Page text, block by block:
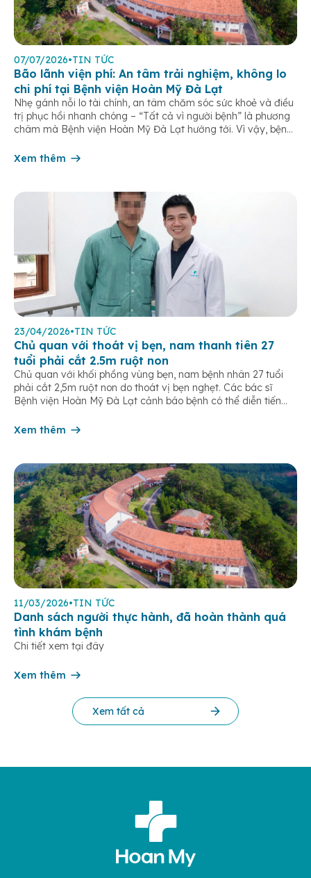
07/07/2026•TIN TỨC
Bão lãnh viện phí: An tâm trải nghiệm, không lo
chi phí tại Bệnh viện Hoàn Mỹ Đà Lạt
Nhẹ gánh nỗi lo tài chính, an tâm chăm sóc sức khoẻ và điều
trị phục hồi nhanh chóng – “Tất cả vì người bệnh” là phương
châm mà Bệnh viện Hoàn Mỹ Đà Lạt hướng tới. Vì vậy, bệnh
bảo hiểm, bao […]
Xem thêm
23/04/2026•TIN TỨC
Chủ quan với thoát vị bẹn, nam thanh tiên 27
tuổi phải cắt 2.5m ruột non
Chủ quan với khối phồng vùng bẹn, nam bệnh nhân 27 tuổi
phải cắt 2,5m ruột non do thoát vị bẹn nghẹt. Các bác sĩ
Bệnh viện Hoàn Mỹ Đà Lạt cảnh báo bệnh có thể diễn tiến
nhân nam, 27 tuổi, […]
Xem thêm
11/03/2026•TIN TỨC
Danh sách người thực hành, đã hoàn thành quá
tình khám bệnh
Chi tiết xem tại đây
Xem thêm
Xem tất cả